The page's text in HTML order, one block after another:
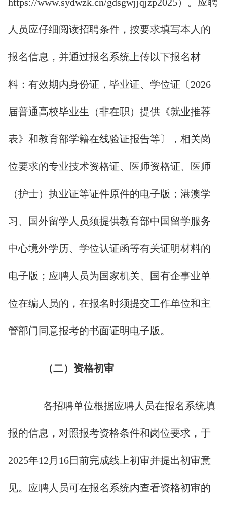
人员应仔细阅读招聘条件，按要求填写本人的
报名信息，并通过报名系统上传以下报名材
料：有效期内身份证，毕业证、学位证〔2026
届普通高校毕业生（非在职）提供《就业推荐
表》和教育部学籍在线验证报告等〕，相关岗
位要求的专业技术资格证、医师资格证、医师
（护士）执业证等证件原件的电子版；港澳学
习、国外留学人员须提供教育部中国留学服务
中心境外学历、学位认证函等有关证明材料的
电子版；应聘人员为国家机关、国有企事业单
位在编人员的，在报名时须提交工作单位和主
管部门同意报考的书面证明电子版。
（二）资格初审
各招聘单位根据应聘人员在报名系统填
报的信息，对照报考资格条件和岗位要求，于
2025年12月16日前完成线上初审并提出初审意
见。应聘人员可在报名系统内查看资格初审的